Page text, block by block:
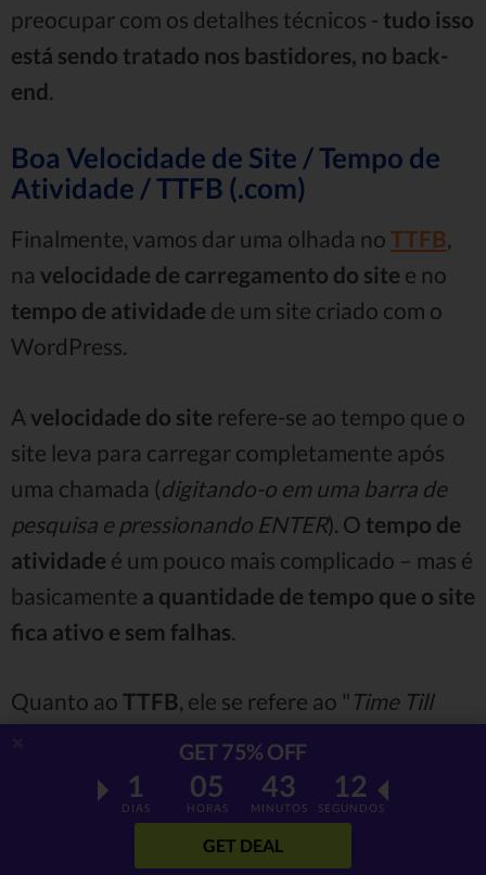
preocupar com os detalhes técnicos - tudo isso
está sendo tratado nos bastidores, no back-
end.
Boa Velocidade de Site / Tempo de
Atividade / TTFB (.com)
Finalmente, vamos dar uma olhada no TTFB,
na velocidade de carregamento do site e no
tempo de atividade de um site criado com o
WordPress.
A velocidade do site refere-se ao tempo que o
site leva para carregar completamente após
uma chamada (digitando-o em uma barra de
pesquisa e pressionando ENTER). O tempo de
atividade é um pouco mais complicado – mas é
basicamente a quantidade de tempo que o site
fica ativo e sem falhas
Quanto ao TTFB , ele se refere ao " Time Till
Primeiro Byte” e mede a rapidez com que um
site responde à chamada mencionada
GET 75% OFF
1
DIAS
05
HORAS
43
MINUTOS
11
SEGUNDOS
GET DEAL